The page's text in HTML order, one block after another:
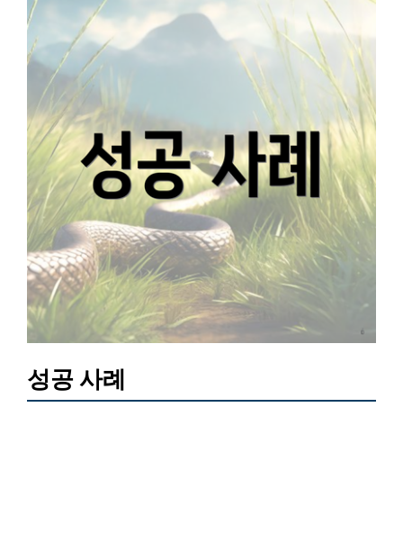
성공 사례